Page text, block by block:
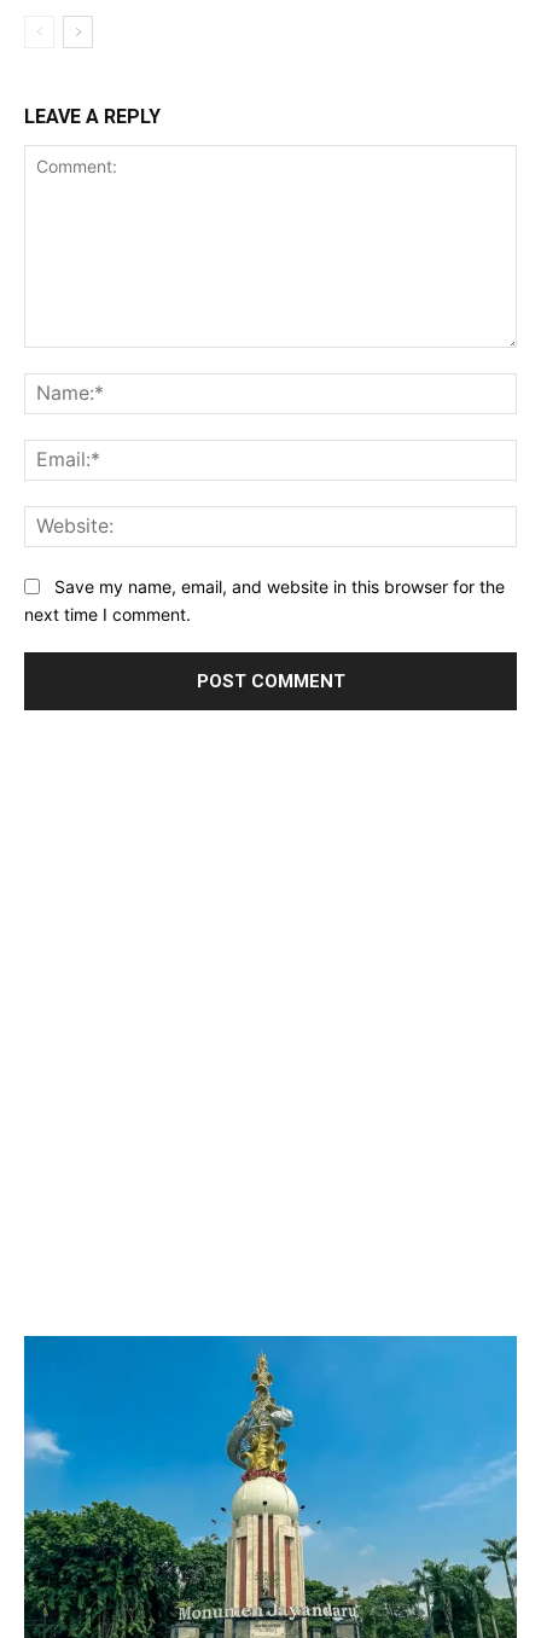
LEAVE A REPLY
Save my name, email, and website in this browser for the
next time I comment.